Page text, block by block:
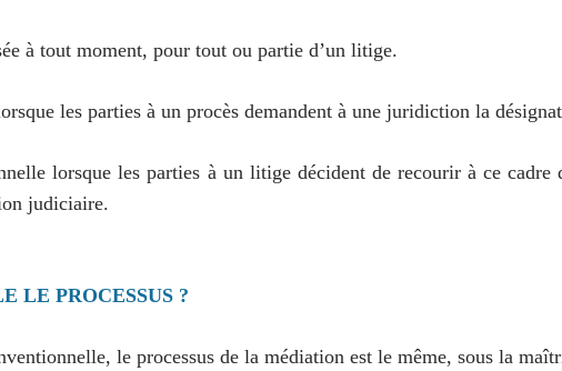
à tout moment, pour tout ou partie d’un litige.
les parties à un procès demandent à une juridiction la
lorsque les parties à un litige décident de recourir à ce cadre
judiciaire.
LE PROCESSUS ?
le processus de la médiation est le même, sous la